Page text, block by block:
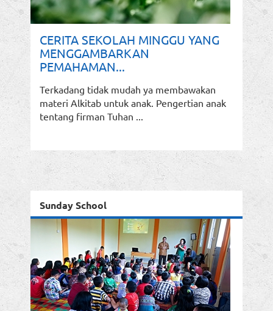
CERITA SEKOLAH MINGGU YANG
MENGGAMBARKAN
PEMAHAMAN...
Terkadang tidak mudah ya membawakan
materi Alkitab untuk anak. Pengertian anak
tentang firman Tuhan ...
Sunday School